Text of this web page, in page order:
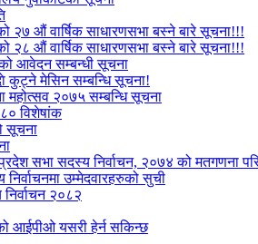
२७ औं वार्षिक साधारणसभा बस्ने बारे सूचना!!!
२८ औं वार्षिक साधारणसभा बस्ने बारे सूचना!!!
आवेदन सम्बन्धी सूचना
कुट्ने मेसिन सम्बन्धि सूचना!
महोत्सव २०७५ सम्बन्धि सूचना
विशेषांक
सूचना
सभा सदस्य निर्वाचन, २०७४ को मतगणना
उम्मेदवारहरुको सुची
२०८२
आईपीओ यसरी हेर्न सकिन्छ